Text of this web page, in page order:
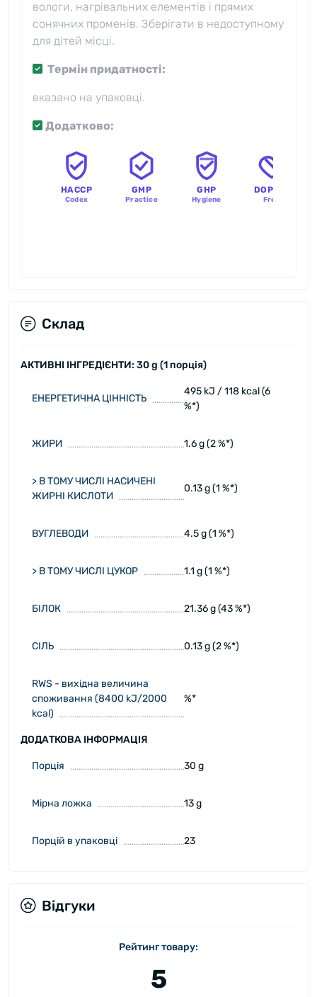
вологи, нагрівальних елементів і прямих
сонячних променів. Зберігати в недоступному
для дітей місці.
Термін придатності:
вказано на упаковці.
Додатково:
HACCP
Codex
GMP
Practice
GHP
Hygiene
DOPING
Free
Склад
АКТИВНІ ІНГРЕДІЄНТИ: 30 g (1 порція)
ЕНЕРГЕТИЧНА ЦІННІСТЬ
495 kJ / 118 kcal (6
%*)
ЖИРИ 1.6 g (2 %*)
> В ТОМУ ЧИСЛІ НАСИЧЕНІ
ЖИРНІ КИСЛОТИ
0.13 g (1 %*)
ВУГЛЕВОДИ 4.5 g (1 %*)
> В ТОМУ ЧИСЛІ ЦУКОР 1.1 g (1 %*)
БІЛОК 21.36 g (43 %*)
СІЛЬ 0.13 g (2 %*)
RWS - вихідна величина
споживання (8400 kJ/2000
kcal)
%*
ДОДАТКОВА ІНФОРМАЦІЯ
Порція 30 g
Мірна ложка 13 g
Порцій в упаковці 23
Відгуки
Рейтинг товару:
5